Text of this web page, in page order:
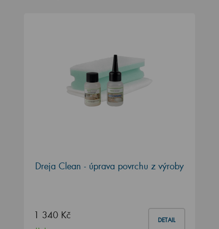
Dreja Clean - úprava povrchu z výroby
1 340 Kč DETAIL